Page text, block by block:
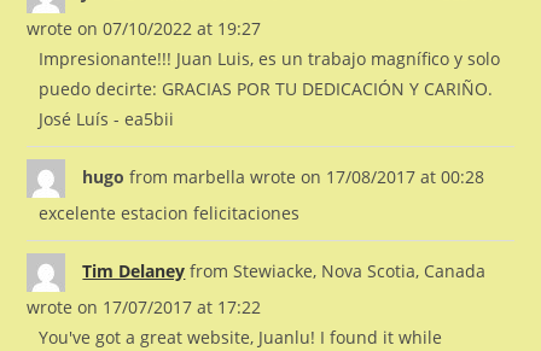
wrote on 07/10/2022 at 19:27
Impresionante!!! Juan Luis, es un trabajo magnífico y solo
puedo decirte: GRACIAS POR TU DEDICACIÓN Y CARIÑO.
José Luís - ea5bii
hugofrom marbella wrote on 17/08/2017 at 00:28
excelente estacion felicitaciones
Tim Delaney from Stewiacke, Nova Scotia, Canada
wrote on 17/07/2017 at 17:22
You've got a great website, Juanlu! I found it while